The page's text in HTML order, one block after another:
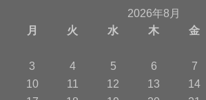
2026年8月
月
火 水 木 金
3
4 5 6 7
10
11 12 13 14